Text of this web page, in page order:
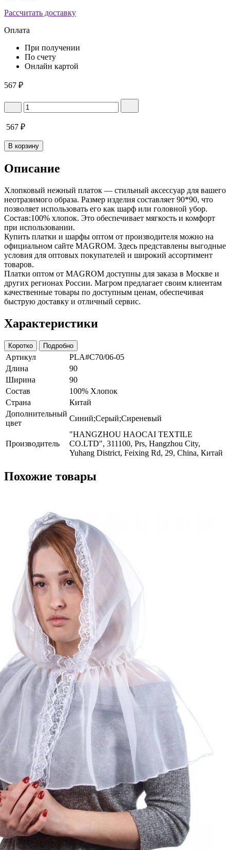
Рассчитать доставку
Оплата
При получении
По счету
Онлайн картой
567 ₽
567 ₽
В корзину
Описание
Хлопковый нежный платок — стильный аксессуар для вашего
неотразимого образа. Размер изделия составляет 90*90, что
позволяет использовать его как шарф или головной убор.
Состав:100% хлопок. Это обеспечивает мягкость и комфорт
при использовании.
Купить платки и шарфы оптом от производителя можно на
официальном сайте MAGROM. Здесь представлены выгодные
условия для оптовых покупателей и широкий ассортимент
товаров.
Платки оптом от MAGROM доступны для заказа в Москве и
других регионах России. Магром предлагает своим клиентам
качественные товары по доступным ценам, обеспечивая
быструю доставку и отличный сервис.
Характеристики
Коротко Подробно
Артикул
PLA#C70/06-05
Длина
90
Ширина
90
Состав
100% Хлопок
Страна
Китай
Дополнительный
цвет
Синий;Серый;Сиреневый
Производитель
"HANGZHOU HAOCAI TEXTILE
CO.LTD", 311100, Prs, Hangzhou City,
Yuhang District, Feixing Rd, 29, China, Китай
Похожие товары